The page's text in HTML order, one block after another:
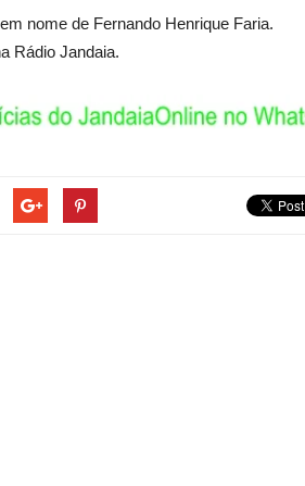
nome de Fernando Henrique Faria.
Rádio Jandaia.